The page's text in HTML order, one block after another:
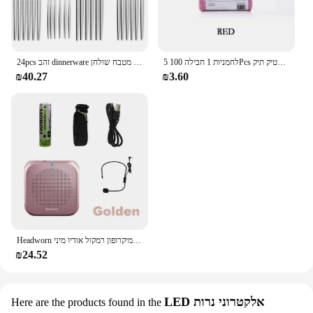
₪40.27
5 לחמניות 1 חבילה 100Pcs ביתי חד פעמי אשפה פאוץ מטבח אחסון אשפה שקיות ניקוי פסולת תיק פלסטיק תיק
₪3.60
₪24.52
Here are the products found in the LED אלקטרוני נרות